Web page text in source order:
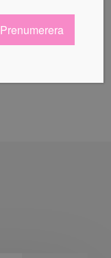
Prenumerera